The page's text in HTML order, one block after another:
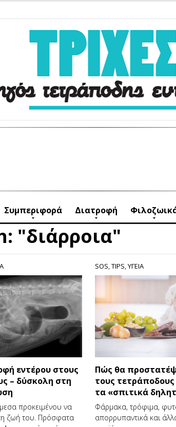
Συμπεριφορά Διατροφή
"διάρροια"
εντέρου στους
– δύσκολη στη
προκειμένου να
ζωή του. Πρόσφατα
SOS,TIPS,ΥΓΕΙΑ
Πώς θα
τους
τα «σπιτικά
Φάρμακα, τρόφιμα,
απορρυπαντικά και